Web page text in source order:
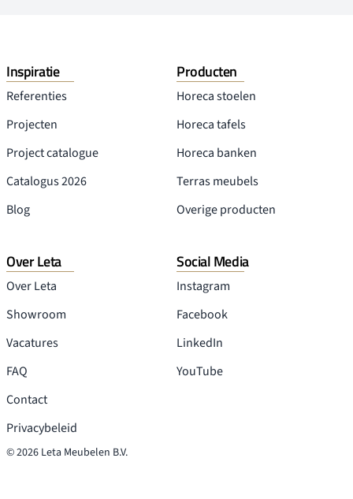
Inspiratie
Referenties
Projecten
Project catalogue
Catalogus 2026
Blog
Producten
Horeca stoelen
Horeca tafels
Horeca banken
Terras meubels
Overige producten
Over Leta
Over Leta
Showroom
Vacatures
FAQ
Contact
Privacybeleid
Social Media
Instagram
Facebook
LinkedIn
YouTube
© 2026 Leta Meubelen B.V.